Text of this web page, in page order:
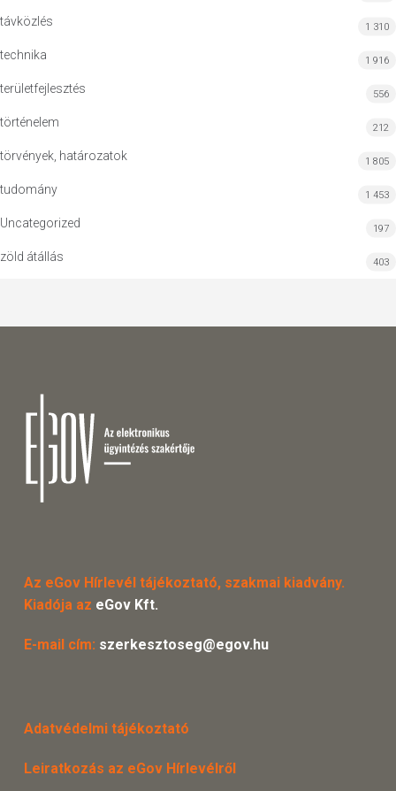
távközlés 1 310
technika 1 916
területfejlesztés 556
történelem 212
törvények, határozatok 1 805
tudomány 1 453
Uncategorized 197
zöld átállás 403
Az eGov Hírlevél tájékoztató, szakmai kiadvány.
Kiadója az eGov Kft.
E-mail cím: szerkesztoseg@egov.hu
Adatvédelmi tájékoztató
Leiratkozás az eGov Hírlevélről